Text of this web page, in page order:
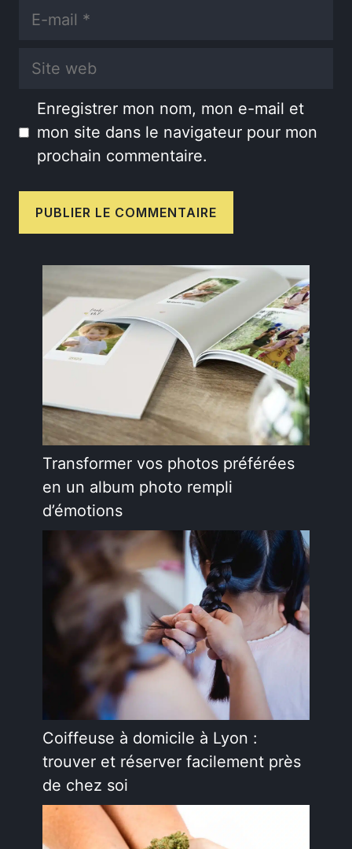
E-
Site
Enregistrer mon nom, mon e-mail et
mon site dans le navigateur pour mon
prochain commentaire.
Transformer vos photos préférées
en un album photo rempli
d’émotions
Coiffeuse à domicile à Lyon :
trouver et réserver facilement près
de chez soi